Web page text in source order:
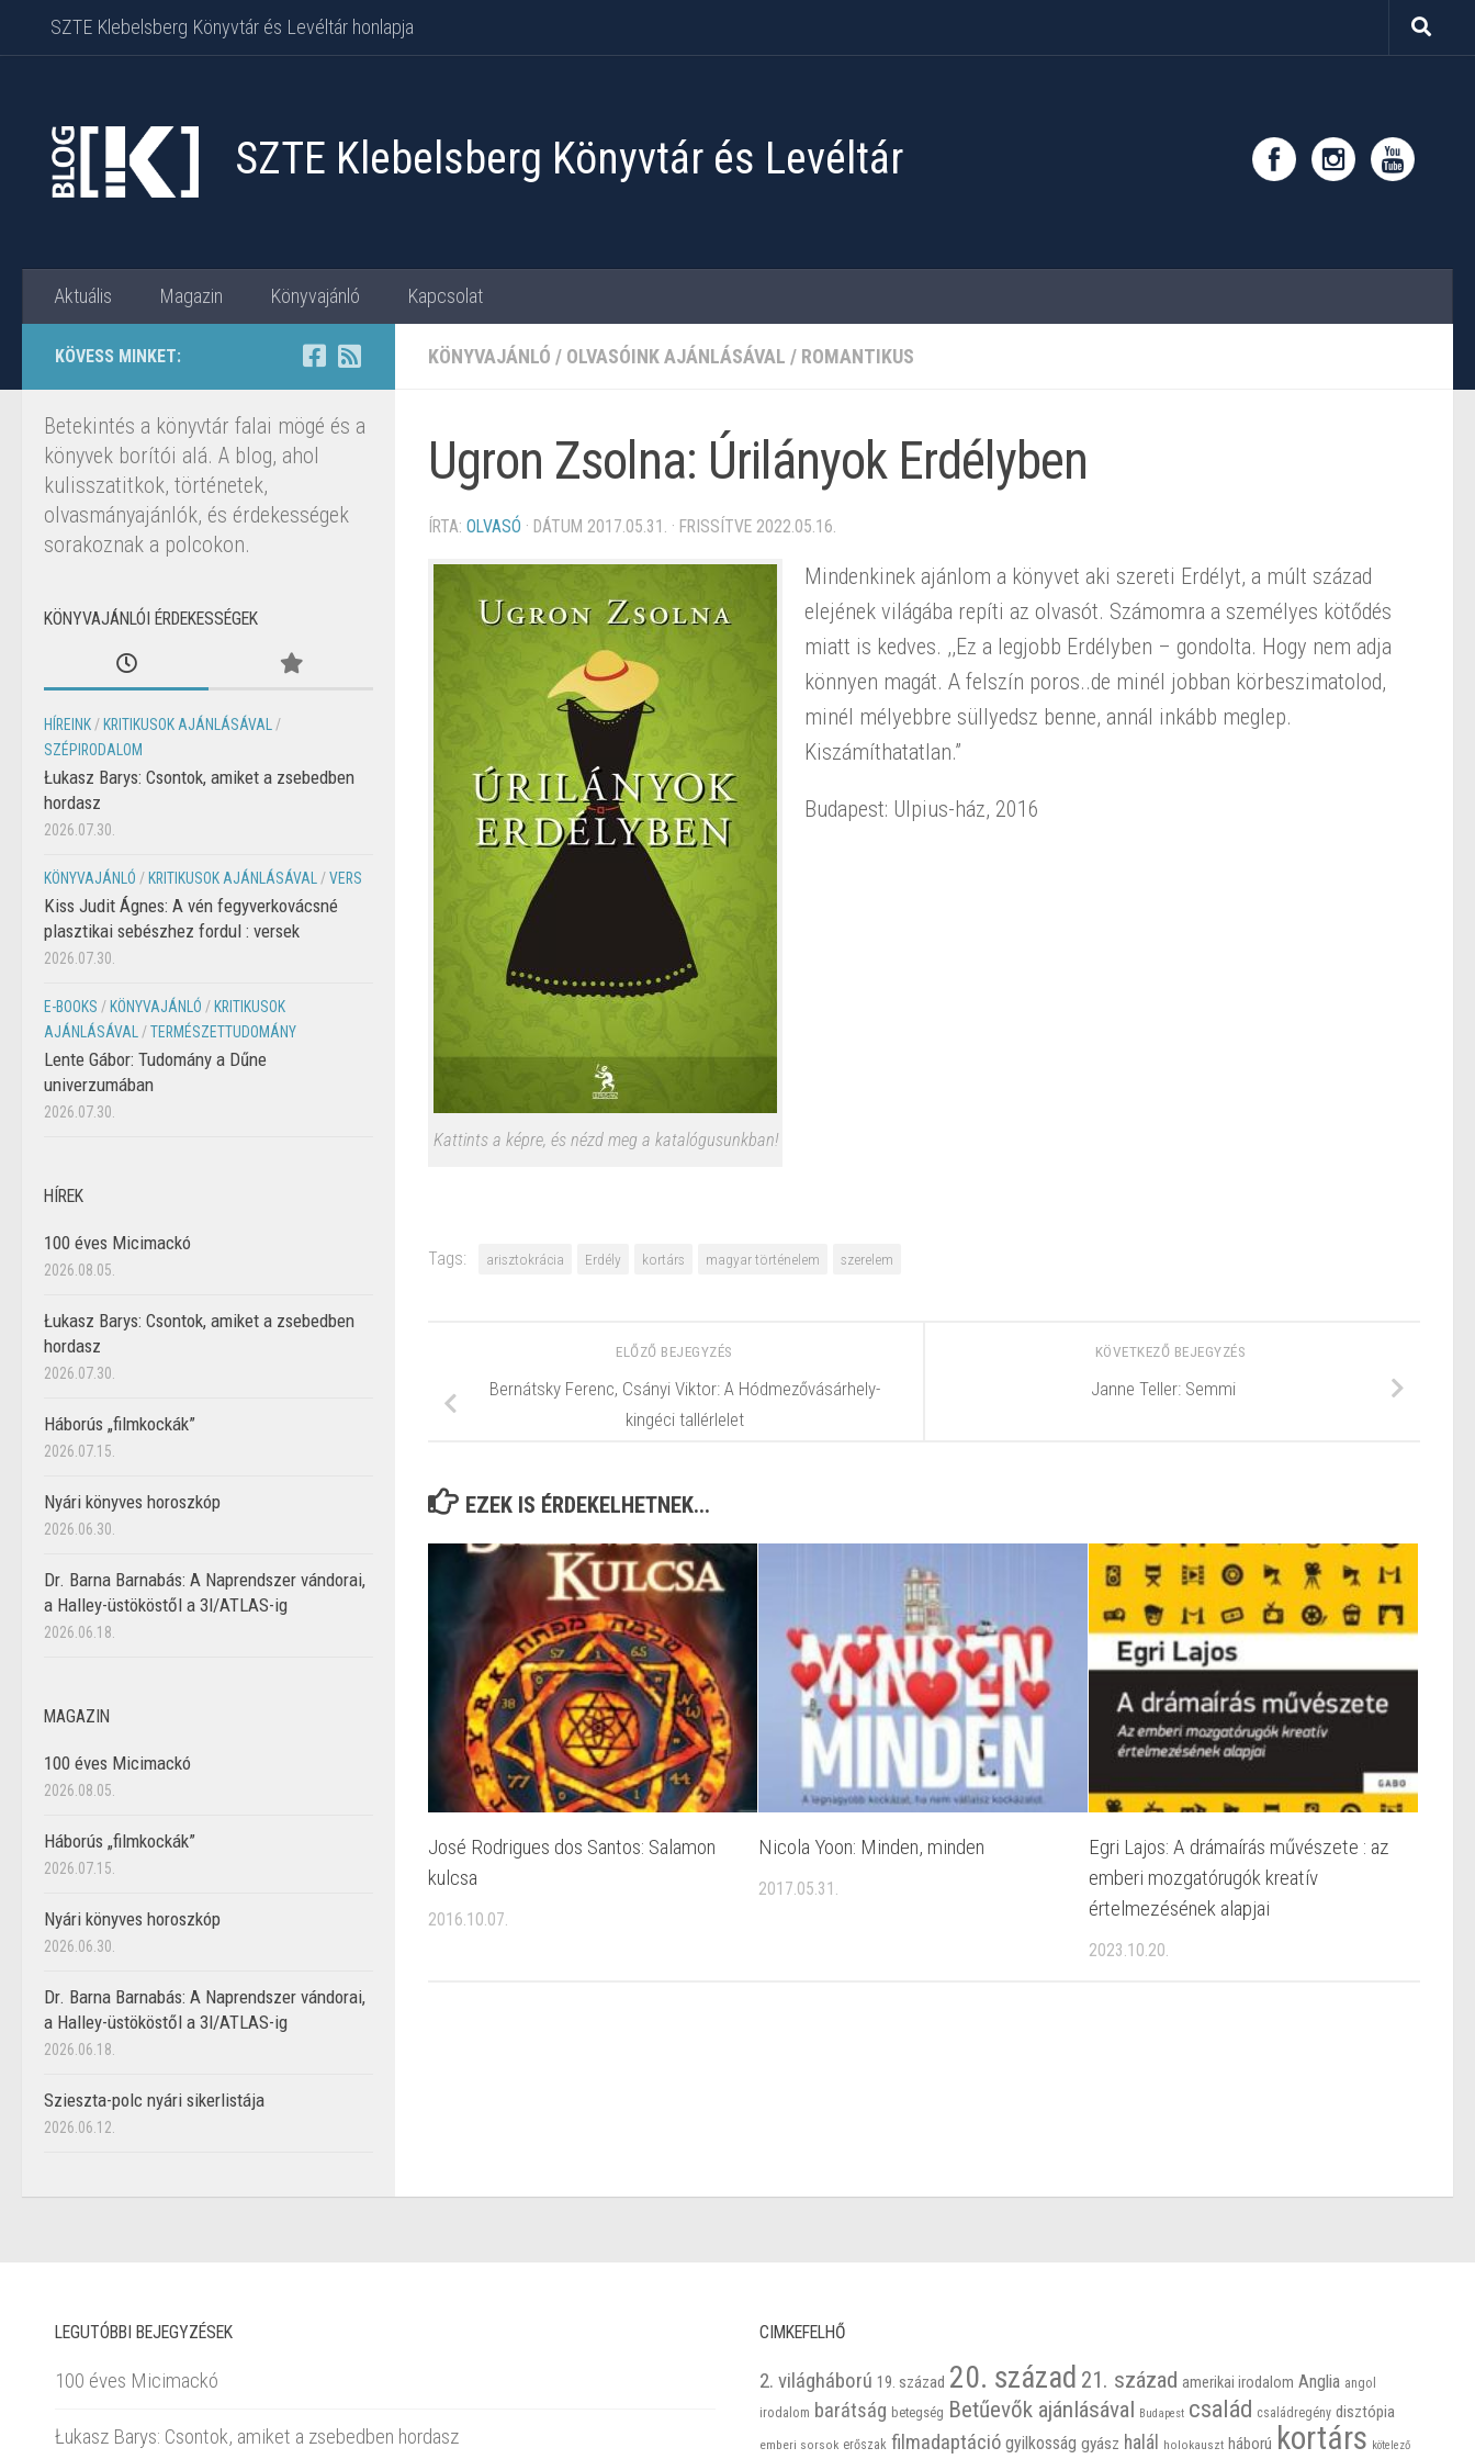
Skip to content
SZTE Klebelsberg Könyvtár és Levéltár honlapja
SZTE Klebelsberg Könyvtár és Levéltár
Aktuális Magazin Könyvajánló Kapcsolat
KÖNYVAJÁNLÓ / OLVASÓINK AJÁNLÁSÁVAL / ROMANTIKUS
Ugron Zsolna: Úrilányok Erdélyben
ÍRTA: OLVASÓ · DÁTUM 2017.05.31. · FRISSÍTVE 2022.05.16.
Kattints a képre, és nézd meg a katalógusunkban!
Mindenkinek ajánlom a könyvet aki szereti Erdélyt, a múlt század
elejének világába repíti az olvasót. Számomra a személyes kötődés
miatt is kedves. ,,Ez a legjobb Erdélyben – gondolta. Hogy nem adja
könnyen magát. A felszín poros..de minél jobban körbeszimatolod,
minél mélyebbre süllyedsz benne, annál inkább meglep.
Kiszámíthatatlan.”
Budapest: Ulpius-ház, 2016
Tags: arisztokrácia Erdély kortárs magyar történelem szerelem
KÖVETKEZŐ BEJEGYZÉS
Janne Teller: Semmi
ELŐZŐ BEJEGYZÉS
Bernátsky Ferenc, Csányi Viktor: A ​Hódmezővásárhely-
kingéci tallérlelet
EZEK IS ÉRDEKELHETNEK...
José Rodrigues dos Santos: Salamon
kulcsa
2016.10.07.
Nicola Yoon: Minden, minden
2017.05.31.
Egri Lajos: A drámaírás művészete : az
emberi mozgatórugók kreatív
értelmezésének alapjai
2023.10.20.
KÖVESS MINKET:
Betekintés a könyvtár falai mögé és a
könyvek borítói alá. A blog, ahol
kulisszatitkok, történetek,
olvasmányajánlók, és érdekességek
sorakoznak a polcokon.
KÖNYVAJÁNLÓI ÉRDEKESSÉGEK
HÍREINK / KRITIKUSOK AJÁNLÁSÁVAL
/
SZÉPIRODALOM
Łukasz Barys: Csontok, amiket a zsebedben
hordasz
2026.07.30.
KÖNYVAJÁNLÓ / KRITIKUSOK AJÁNLÁSÁVAL /VERS
Kiss Judit Ágnes: A vén fegyverkovácsné
plasztikai sebészhez fordul : versek
2026.07.30.
E-BOOKS / KÖNYVAJÁNLÓ / KRITIKUSOK
AJÁNLÁSÁVAL
/TERMÉSZETTUDOMÁNY
Lente Gábor: Tudomány a Dűne
univerzumában
2026.07.30.
HÍREK
100 éves Micimackó
2026.08.05.
Łukasz Barys: Csontok, amiket a zsebedben
hordasz
2026.07.30.
Háborús „filmkockák”
2026.07.15.
Nyári könyves horoszkóp
2026.06.30.
Dr. Barna Barnabás: A Naprendszer vándorai,
a Halley-üstököstől a 3I/ATLAS-ig
2026.06.18.
MAGAZIN
100 éves Micimackó
2026.08.05.
Háborús „filmkockák”
2026.07.15.
Nyári könyves horoszkóp
2026.06.30.
Dr. Barna Barnabás: A Naprendszer vándorai,
a Halley-üstököstől a 3I/ATLAS-ig
2026.06.18.
Szieszta-polc nyári sikerlistája
2026.06.12.
LEGUTÓBBI BEJEGYZÉSEK
100 éves Micimackó
Łukasz Barys: Csontok, amiket a zsebedben hordasz
CIMKEFELHŐ
2. világháború 19. század 20. század 21. század amerikai irodalom Anglia angol
irodalom barátság betegség Betűevők ajánlásával Budapest család családregény disztópia
emberi sorsok erőszak filmadaptáció gyilkosság gyász halál holokauszt háború kortárs kötelező